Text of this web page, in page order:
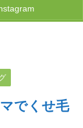
でくせ毛